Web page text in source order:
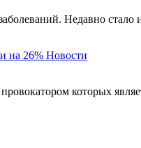
Недавно стало
на 26% Новости
которых